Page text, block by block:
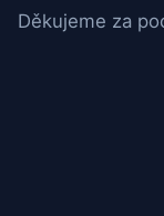
Děkujeme za